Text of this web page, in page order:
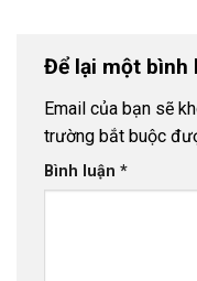
Để lại một bình
Email của bạn sẽ
trường bắt buộc
Bình luận *